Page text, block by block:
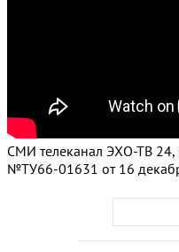
СМИ телеканал ЭХО-ТВ 24,
№ТУ66-01631 от 16